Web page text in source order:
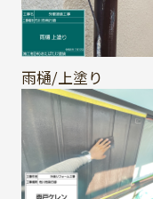
雨樋/上塗り